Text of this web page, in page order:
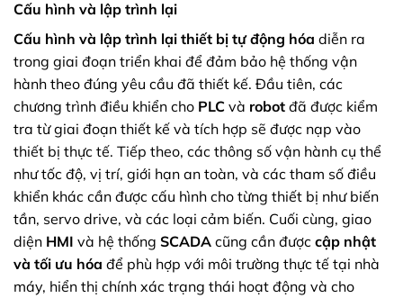
Cấu hình và lập trình lại
Cấu hình và lập trình lại thiết bị tự động hóa diễn ra
trong giai đoạn triển khai để đảm bảo hệ thống vận
hành theo đúng yêu cầu đã thiết kế. Đầu tiên, các
chương trình điều khiển cho PLC và robot đã được kiểm
tra từ giai đoạn thiết kế và tích hợp sẽ được nạp vào
thiết bị thực tế. Tiếp theo, các thông số vận hành cụ thể
như tốc độ, vị trí, giới hạn an toàn, và các tham số điều
khiển khác cần được cấu hình cho từng thiết bị như biến
tần, servo drive, và các loại cảm biến. Cuối cùng, giao
diện HMI và hệ thống SCADA cũng cần được cập nhật
và tối ưu hóa để phù hợp với môi trường thực tế tại nhà
máy, hiển thị chính xác trạng thái hoạt động và cho